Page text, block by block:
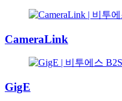
CameraLink
GigE